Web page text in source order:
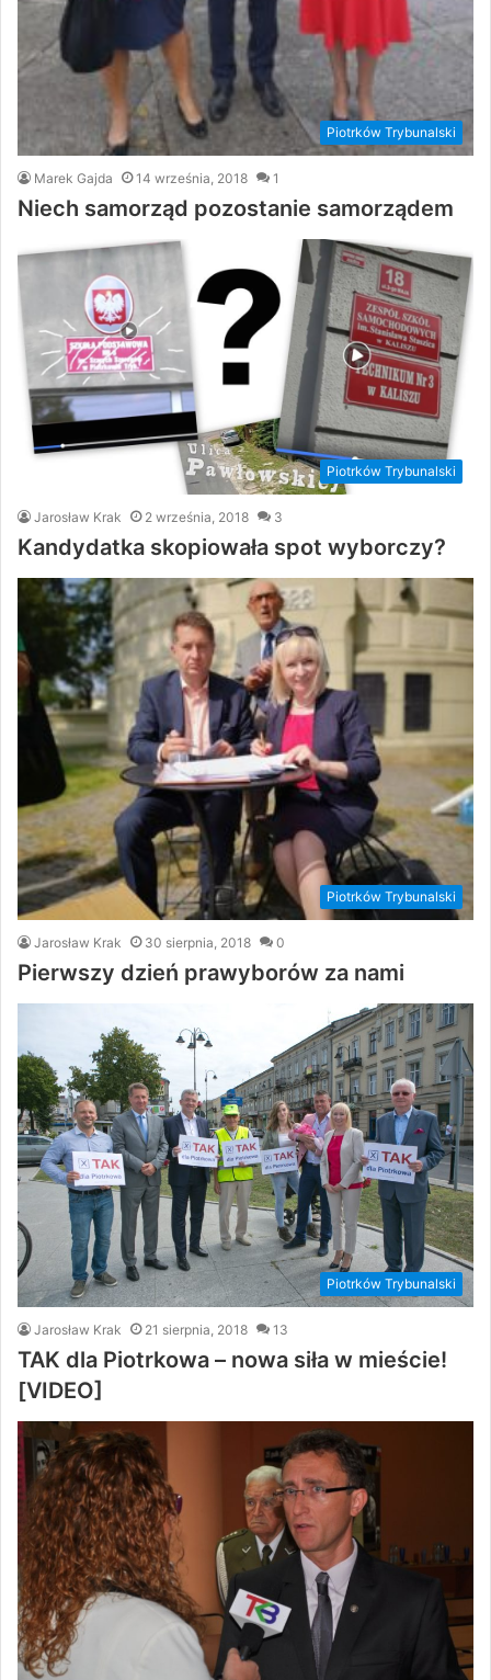
Piotrków Trybunalski
Marek Gajda 14 września, 2018 1
Niech samorząd pozostanie samorządem
Piotrków Trybunalski
Jarosław Krak 2 września, 2018 3
Kandydatka skopiowała spot wyborczy?
Piotrków Trybunalski
Jarosław Krak 30 sierpnia, 2018 0
Pierwszy dzień prawyborów za nami
Piotrków Trybunalski
Jarosław Krak 21 sierpnia, 2018 13
TAK dla Piotrkowa – nowa siła w mieście!
[VIDEO]